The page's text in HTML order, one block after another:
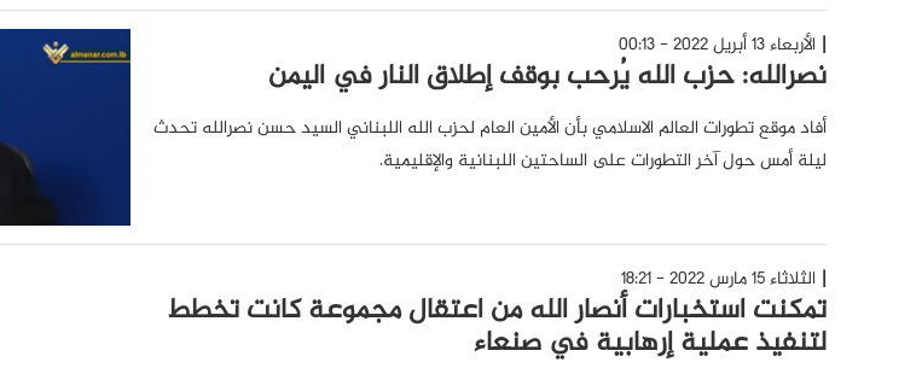
الأربعاء 13 أبريل 2022 - 00:13
نصرالله: حزب الله يُرحب بوقف إطلاق النار في اليمن
أفاد موقع تطورات العالم الاسلامي بأن الأمين العام لحزب الله اللبناني السيد حسن نصرالله تحدث
ليلة أمس حول آخر التطورات على الساحتين اللبنانية والإقليمية.
الثلاثاء 15 مارس 2022 - 18:21
تمكنت استخبارات أنصار الله من اعتقال مجموعة كانت تخطط
لتنفيذ عملية إرهابية في صنعاء